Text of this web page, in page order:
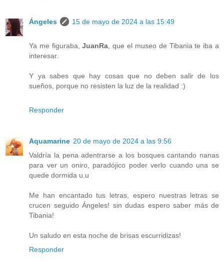
Ángeles 15 de mayo de 2024 a las 15:49
Ya me figuraba,JuanRa, que el museo de Tibania te iba a
interesar.
Y ya sabes que hay cosas que no deben salir de los
sueños, porque no resisten la luz de la realidad :)
Responder
Aquamarine 20 de mayo de 2024 a las 9:56
Valdría la pena adentrarse a los bosques cantando nanas
para ver un oniro, paradójico poder verlo cuando una se
quede dormida u.u
Me han encantado tus letras, espero nuestras letras se
crucen seguido Ángeles! sin dudas espero saber más de
Tibania!
Un saludo en esta noche de brisas escurridizas!
Responder